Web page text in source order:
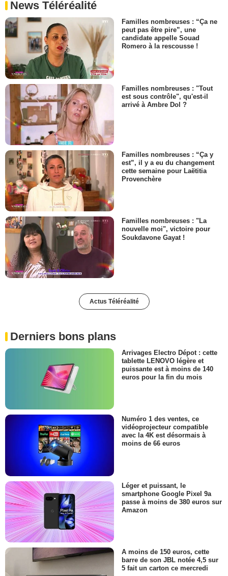
News Téléréalité
Familles nombreuses : “Ça ne
peut pas être pire”, une
candidate appelle Souad
Romero à la rescousse !
Familles nombreuses : "Tout
est sous contrôle", qu'est-il
arrivé à Ambre Dol ?
Familles nombreuses : “Ça y
est”, il y a eu du changement
cette semaine pour Laëtitia
Provenchère
Familles nombreuses : "La
nouvelle moi", victoire pour
Soukdavone Gayat !
Actus Téléréalité
Derniers bons plans
Arrivages Electro Dépot : cette
tablette LENOVO légère et
puissante est à moins de 140
euros pour la fin du mois
Numéro 1 des ventes, ce
vidéoprojecteur compatible
avec la 4K est désormais à
moins de 66 euros
Léger et puissant, le
smartphone Google Pixel 9a
passe à moins de 380 euros sur
Amazon
A moins de 150 euros, cette
barre de son JBL notée 4,5 sur
5 fait un carton ce mercredi